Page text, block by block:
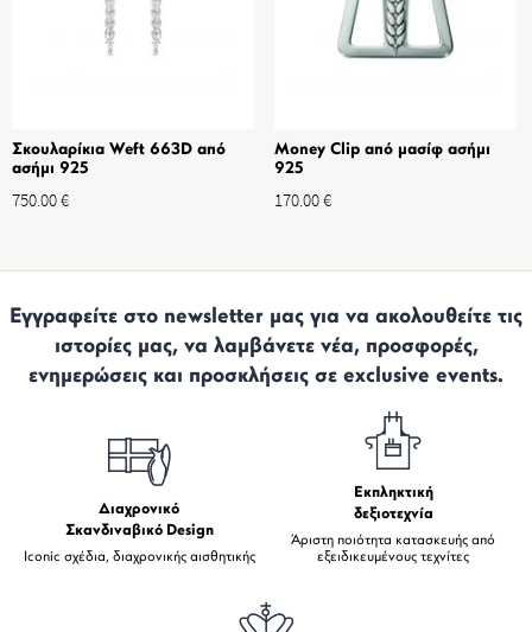
Σκουλαρίκια Weft 663D από
ασήμι 925
750.00€
Money Clip από μασίφ ασήμι
925
170.00€
Εγγραφείτε στο newsletter μας για να ακολουθείτε τις
ιστορίες μας, να λαμβάνετε νέα, προσφορές,
ενημερώσεις και προσκλήσεις σε exclusive events.
Διαχρονικό
Σκανδιναβικό Design
Iconic σχέδια, διαχρονικής αισθητικής
Εκπληκτική
δεξιοτεχνία
Άριστη ποιότητα κατασκευής από
εξειδικευμένους τεχνίτες